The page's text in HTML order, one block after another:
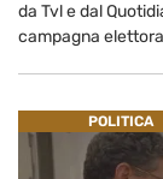
da Tvl e dal
campagna
POLITICA